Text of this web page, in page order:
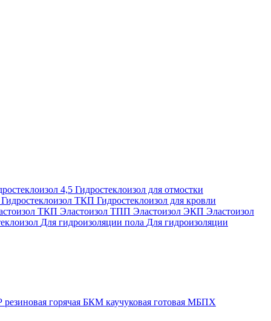
4,5 Гидростеклоизол для отмостки
Гидростеклоизол ТКП Гидростеклоизол для кровли
ТКП Эластоизол ТПП Эластоизол ЭКП Эластоизол
Для гидроизоляции пола Для гидроизоляции
горячая БКМ каучуковая готовая МБПХ